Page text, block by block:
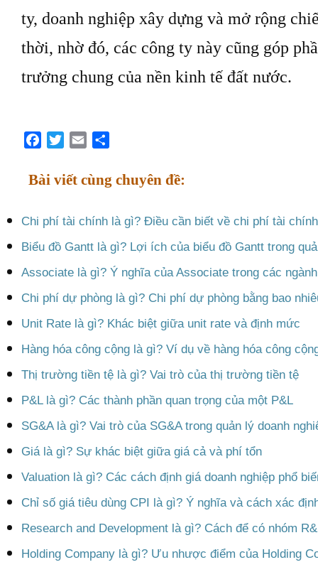
ty, doanh nghiệp xây dựng và mở rộng
thời, nhờ đó, các công ty này cũng góp
trưởng chung của nền kinh tế đất nước.
Facebook
TwitterEmail
Bài viết cùng chuyên đề:
Chi phí tài chính là gì? Điều cần biết về chi phí tài chính
Biểu đồ Gantt là gì? Lợi ích của biểu đồ Gantt trong
Associate là gì? Ý nghĩa của Associate trong các
Chi phí dự phòng là gì? Chi phí dự phòng bằng bao
Unit Rate là gì? Khác biệt giữa unit rate và định mức
Hàng hóa công cộng là gì? Ví dụ về hàng hóa công
Thị trường tiền tệ là gì? Vai trò của thị trường tiền tệ
P&L là gì? Các thành phần quan trọng của một P&L
SG&A là gì? Vai trò của SG&A trong quản lý doanh
Giá là gì? Sự khác biệt giữa giá cả và phí tổn
Valuation là gì? Các cách định giá doanh nghiệp phổ
Chỉ số giá tiêu dùng CPI là gì? Ý nghĩa và cách xác
Research and Development là gì? Cách để có nhóm
Holding Company là gì? Ưu nhược điểm của Holding